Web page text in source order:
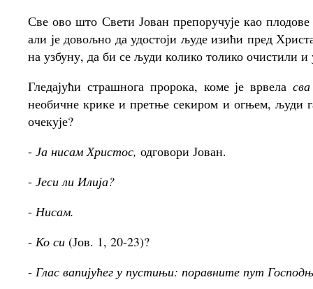
Све ово што Свети Јован препоручује као
али је довољно да удостоји људе изићи пред
на узбуну, да би се људи колико толико очистили
Гледајући страшнога пророка, коме је врвела
необичне крике и претње секиром и огњем, људи
очекује?
- Ја нисам Христос, одговори Јован.
- Јеси ли Илија?
- Нисам.
- Ко си (Јов. 1, 20-23)?
- Глас вапијућег у пустињи: поравните пут